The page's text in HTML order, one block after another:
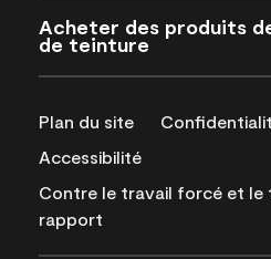
Acheter des produits
de teinture
Plan du site
Accessibilité
Contre le travail forcé et le
rapport